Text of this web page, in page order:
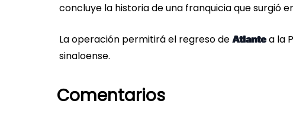
concluye la historia de una franquicia que surgió
La operación permitirá el regreso de Atlantea la
sinaloense.
Comentarios